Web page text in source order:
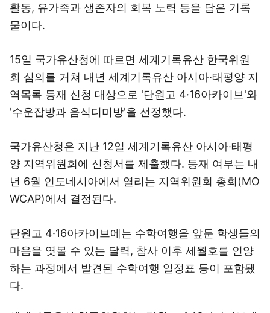
활동, 유가족과 생존자의 회복 노력 등을 담은 기록
물이다.
15일 국가유산청에 따르면 세계기록유산 한국위원
회 심의를 거쳐 내년 세계기록유산 아시아·태평양 지
역목록 등재 신청 대상으로 '단원고 4·16아카이브'와
'수운잡방과 음식디미방'을 선정했다.
국가유산청은 지난 12일 세계기록유산 아시아·태평
양 지역위원회에 신청서를 제출했다. 등재 여부는 내
년 6월 인도네시아에서 열리는 지역위원회 총회(MO
WCAP)에서 결정된다.
단원고 4·16아카이브에는 수학여행을 앞둔 학생들의
마음을 엿볼 수 있는 달력, 참사 이후 세월호를 인양
하는 과정에서 발견된 수학여행 일정표 등이 포함됐
다.